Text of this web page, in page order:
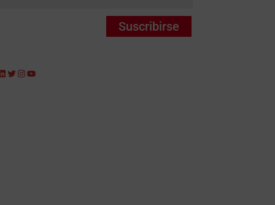
Suscribirse
Twitter
Instagram
YouTube